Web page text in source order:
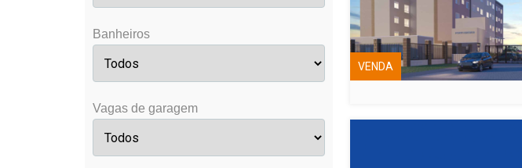
VENDA
Banheiros
Vagas de garagem